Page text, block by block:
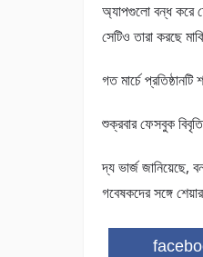
অ্যাপগুলো বন্ধ করে
সেটিও তারা করছে
গত মার্চে
শুক্রবার ফেসবুক
দ্য ভার্জ জানিয়েছে,
গবেষকদের সঙ্গে